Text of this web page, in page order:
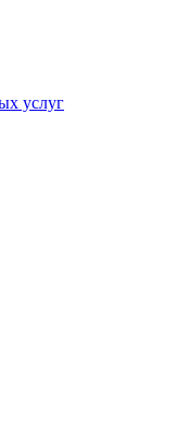
услуг